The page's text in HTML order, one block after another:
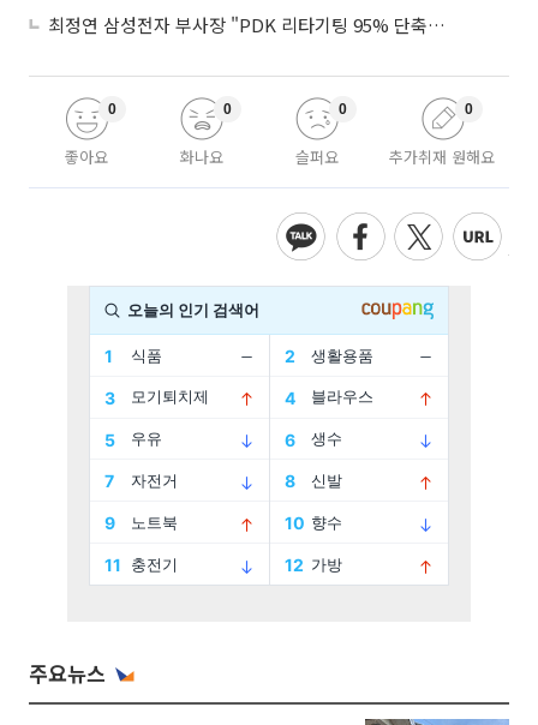
최정연 삼성전자 부사장 "PDK 리타기팅 95% 단축…에이전트 AI 시범 활용"
좋아요
0
화나요
0
슬퍼요
0
추가취재 원해요
0
주요뉴스